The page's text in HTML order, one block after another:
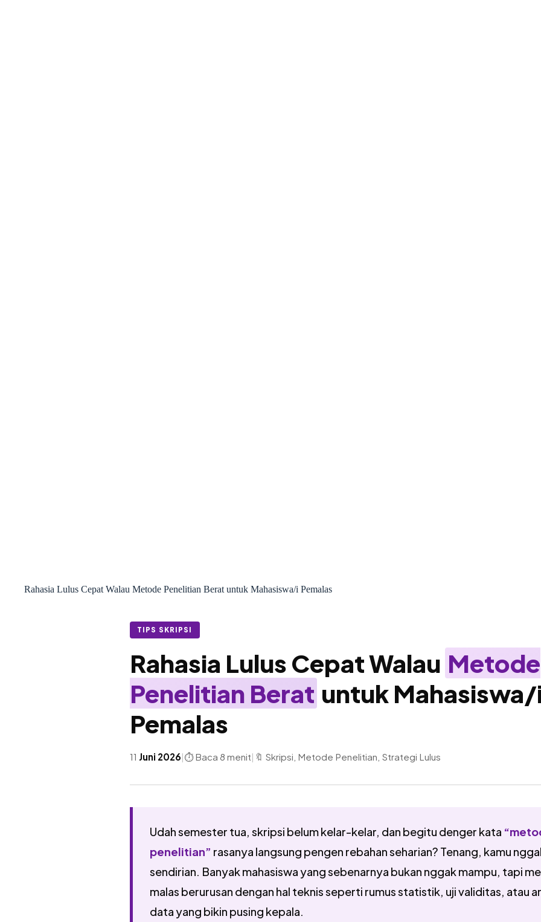
Rahasia Lulus Cepat Walau Metode Penelitian Berat untuk Mahasiswa/i Pemalas
TIPS SKRIPSI
Rahasia Lulus Cepat Walau Metode
Penelitian Berat untuk
Pemalas
11 Juni 2026|⏱ Baca 8 menit| 🔖 Skripsi, Metode Penelitian, Strategi Lulus
Udah semester tua, skripsi belum kelar-kelar, dan begitu denger kata
penelitian” rasanya langsung pengen rebahan seharian? Tenang, kamu
sendirian. Banyak mahasiswa yang sebenarnya bukan nggak mampu, tapi
malas berurusan dengan hal teknis seperti rumus statistik, uji validitas, atau
data yang bikin pusing kepala.